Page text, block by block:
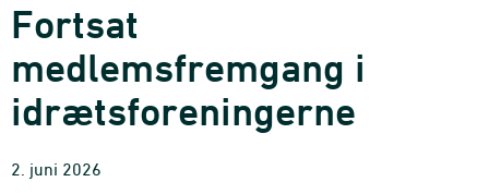
Fortsat
medlemsfremgang i
idrætsforeningerne
2. juni 2026